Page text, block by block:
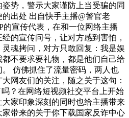
势，警示大家谨防上当受骗的同
出处 出自快手主播@警官老
的宣传代表，在和一位网络主播
的宣传问号，让对方感到害怕，
魂拷问，对方只敢回复：我是娱
不要求要礼物，都是他们自己给
仿佛抓住了流量密码，两人也
网友们的关注，随之关于这句：
？在网络短视频社交平台上开始
家印象深刻的同时也给主播带来
带来的关于你下载国家反诈中心